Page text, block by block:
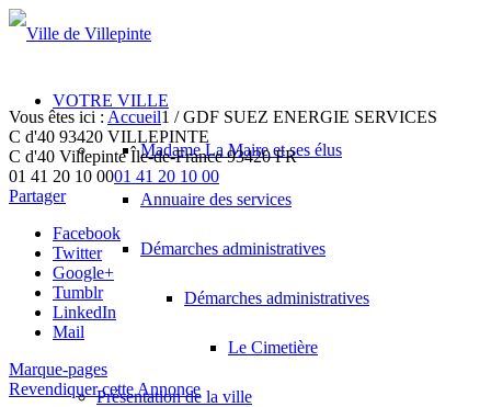
VOTRE VILLE
Madame La Maire et ses élus
Annuaire des services
Démarches administratives
Démarches administratives
Le Cimetière
Présentation de la ville
Vous êtes ici : Accueil1 / GDF SUEZ ENERGIE SERVICES
C d'40 93420 VILLEPINTE
C d'40 Villepinte Île-de-France 93420 FR
01 41 20 10 0001 41 20 10 00
Partager
Facebook
Twitter
Google+
Tumblr
LinkedIn
Mail
Marque-pages
Revendiquer cette Annonce